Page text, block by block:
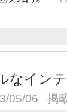
なイン
05/06 掲